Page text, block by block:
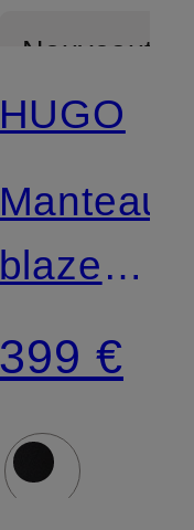
Nouveautés
HUGO
Manteau-
blazer
MOJENI
399 €